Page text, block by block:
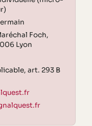
Foch,
Lyon
art. 293 B